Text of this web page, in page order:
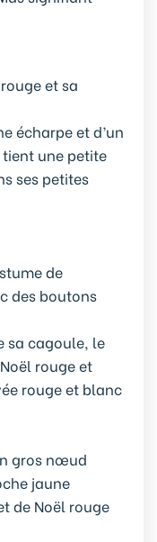
et sa
écharpe et d’un
une petite
ses petites
de
des boutons
sa cagoule, le
rouge et
rouge et blanc
gros nœud
jaune
de Noël rouge